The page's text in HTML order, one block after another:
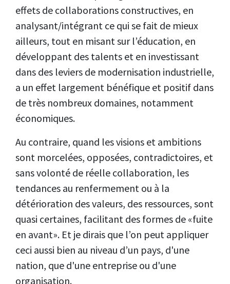
effets de collaborations constructives, en
analysant/intégrant ce qui se fait de mieux
ailleurs, tout en misant sur l’éducation, en
développant des talents et en investissant
dans des leviers de modernisation industrielle,
a un effet largement bénéfique et positif dans
de très nombreux domaines, notamment
économiques.
Au contraire, quand les visions et ambitions
sont morcelées, opposées, contradictoires, et
sans volonté de réelle collaboration, les
tendances au renfermement ou à la
détérioration des valeurs, des ressources, sont
quasi certaines, facilitant des formes de «fuite
en avant». Et je dirais que l’on peut appliquer
ceci aussi bien au niveau d’un pays, d'une
nation, que d'une entreprise ou d'une
organisation.